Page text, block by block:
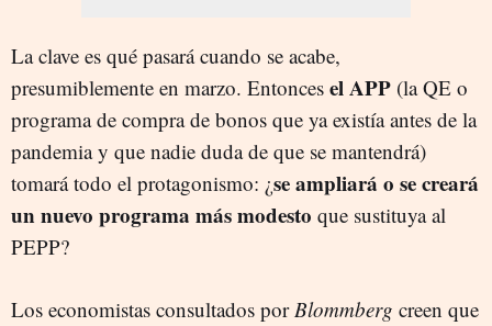
La clave es qué pasará cuando se acabe,
presumiblemente en marzo. Entonces el APP (la QE o
programa de compra de bonos que ya existía antes de la
pandemia y que nadie duda de que se mantendrá)
tomará todo el protagonismo: ¿se ampliará o se creará
un nuevo programa más modesto que sustituya al
PEPP?
Los economistas consultados porBlommberg creen que